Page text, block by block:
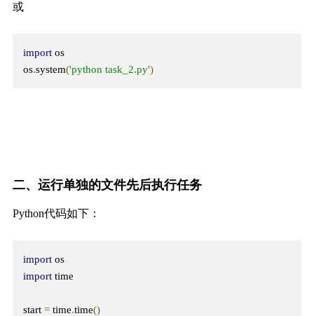
或
import os
os.system('python task_2.py')
二、运行单独的文件先后执行任务
Python代码如下：
import os
import time
start = time.time()